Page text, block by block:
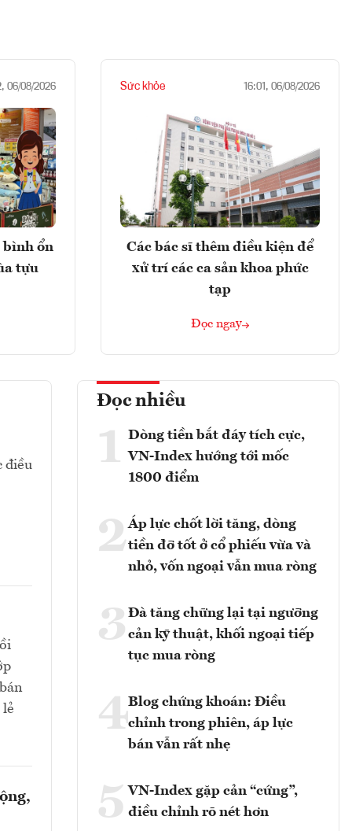
06/08/2026
bình ổn
tựu
Sức khỏe 16:01, 06/08/2026
Các bác sĩ thêm điều kiện để
xử trí các ca sản khoa phức
tạp
Đọc ngay
điều
lẻ
Đọc nhiều
1 Dòng tiền bắt đáy tích cực,
VN-Index hướng tới mốc
1800 điểm
2Áp lực chốt lời tăng, dòng
tiền đỡ tốt ở cổ phiếu vừa và
nhỏ, vốn ngoại vẫn mua ròng
3 Đà tăng chững lại tại ngưỡng
cản kỹ thuật, khối ngoại tiếp
tục mua ròng
4Blog chứng khoán: Điều
chỉnh trong phiên, áp lực
bán vẫn rất nhẹ
5 VN-Index gặp cản “cứng”,
điều chỉnh rõ nét hơn